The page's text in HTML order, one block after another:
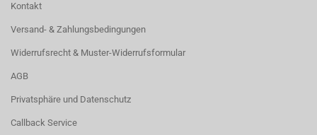
Kontakt
Versand- & Zahlungsbedingungen
Widerrufsrecht & Muster-Widerrufsformular
AGB
Privatsphäre und Datenschutz
Callback Service